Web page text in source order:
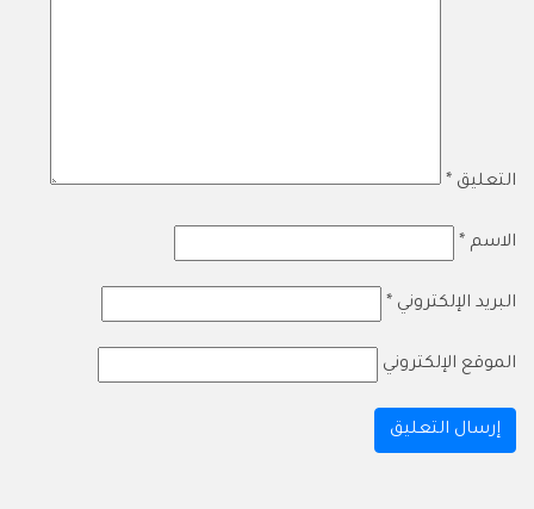
التعليق *
الاسم *
البريد الإلكتروني *
الموقع الإلكتروني